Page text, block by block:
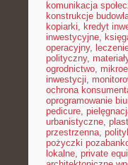
komunikacja
konstrukcje
kopiarki, kredyt
inwestycyjne,
operacyjny,
polityczny,
ogrodnictwo,
inwestycji,
ochrona
oprogramowanie
pedicure,
urbanistyczne,
przestrzenna,
pożyczki
lokalne, private